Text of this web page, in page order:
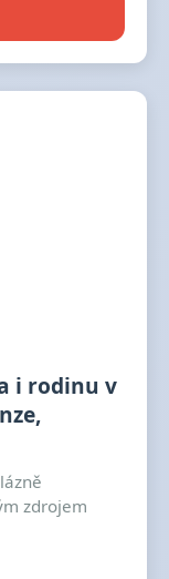
i rodinu v
zdrojem